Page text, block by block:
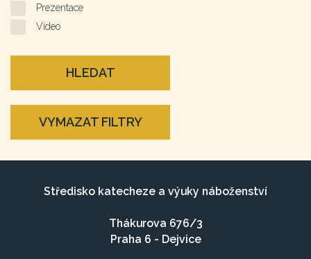
Prezentace
Video
HLEDAT
VYMAZAT FILTRY
Středisko katecheze a výuky náboženství
Thákurova 676/3
Praha 6 - Dejvice